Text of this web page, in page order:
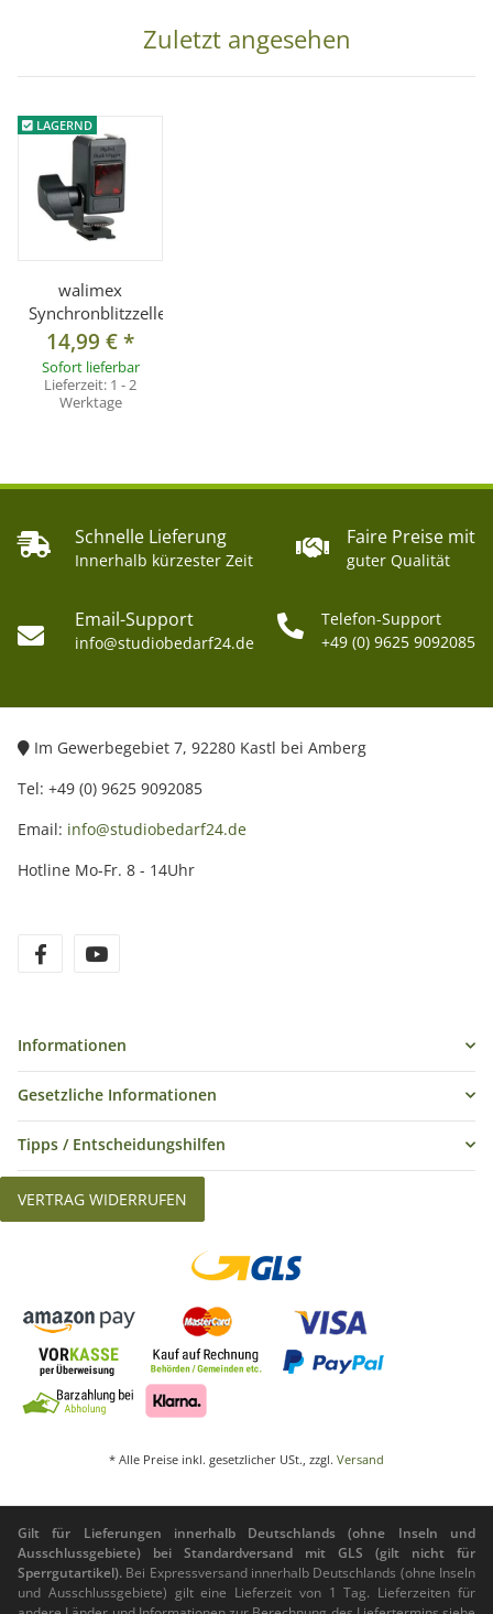
Zuletzt angesehen
LAGERND
walimex
Synchronblitzzelle
14,99 €*
Sofort lieferbar
Lieferzeit: 1 - 2
Werktage
Schnelle Lieferung
Innerhalb kürzester Zeit
Faire Preise mit
guter Qualität
Email-Support
info@studiobedarf24.de
Telefon-Support
+49 (0) 9625 9092085
Im Gewerbegebiet 7, 92280 Kastl bei Amberg
Tel: +49 (0) 9625 9092085
Email: info@studiobedarf24.de
Hotline Mo-Fr. 8 - 14Uhr
Informationen
Gesetzliche Informationen
Tipps / Entscheidungshilfen
VERTRAG WIDERRUFEN
* Alle Preise inkl. gesetzlicher USt., zzgl. Versand
Gilt für Lieferungen innerhalb Deutschlands (ohne Inseln und
Ausschlussgebiete) bei Standardversand mit GLS (gilt nicht für
Sperrgutartikel). Bei Expressversand innerhalb Deutschlands (ohne Inseln
und Ausschlussgebiete) gilt eine Lieferzeit von 1 Tag. Lieferzeiten für